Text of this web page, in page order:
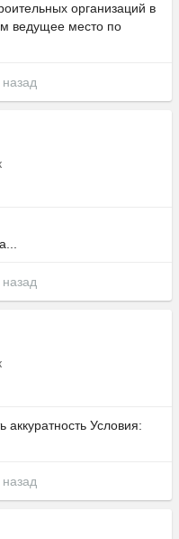
организаций в
ведущее место по
аккуратность Условия: